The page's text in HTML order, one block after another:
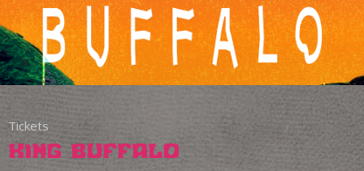
Tickets
King Buffalo